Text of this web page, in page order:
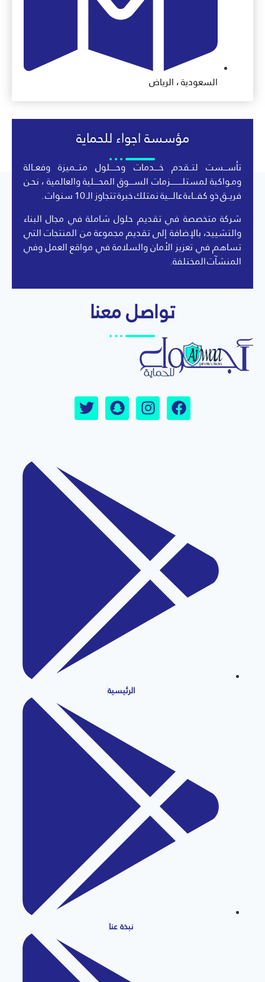
السعودية ، الرياض
مؤسسة اجواء للحماية
تأســـست لتــقدم خــــدمات وحـــــلول متـــميزة وفعــالة
ومـواكبة لمستلــــــــــزمات الســــوق المحــــلية والعالمية ، نحـن
فريــق ذو كفـــاءة عالــــية نمتلك خبرة تتجاوز الـ 10 سنوات .
شركة متخصصة في تقديم حلول شاملة في مجال البناء
والتشييد، بالإضافة إلى تقديم مجموعة من المنتجات التي
تساهم في تعزيز الأمان والسلامة في مواقع العمل وفي
المنشآت المختلفة.
تواصل معنا
الرئيسية
نبذة عنا